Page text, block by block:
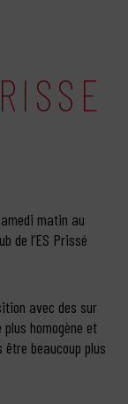
matin au
de l’ES Prissé
avec des sur
homogène et
beaucoup plus